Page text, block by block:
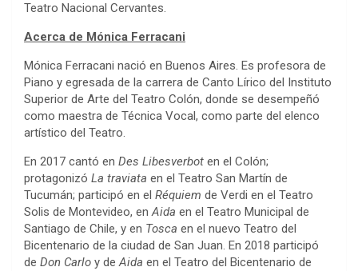
Teatro Nacional Cervantes.
Acerca de Mónica Ferracani
Mónica Ferracani nació en Buenos Aires. Es profesora de
Piano y egresada de la carrera de Canto Lírico del Instituto
Superior de Arte del Teatro Colón, donde se desempeñó
como maestra de Técnica Vocal, como parte del elenco
artístico del Teatro.
En 2017 cantó en Des Libesverbot en el Colón;
protagonizó La traviata en el Teatro San Martín de
Tucumán; participó en el Réquiem de Verdi en el Teatro
Solis de Montevideo, enAida en el Teatro Municipal de
Santiago de Chile, y en Tosca en el nuevo Teatro del
Bicentenario de la ciudad de San Juan. En 2018 participó
de Don Carlo y deAida en el Teatro del Bicentenario de